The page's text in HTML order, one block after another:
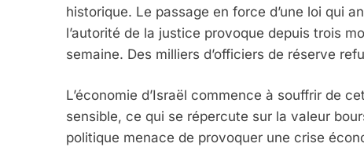
historique. Le passage en force d’une loi qui
l’autorité de la justice provoque depuis trois
semaine. Des milliers d’officiers de réserve
L’économie d’Israël commence à souffrir de
sensible, ce qui se répercute sur la valeur
politique menace de provoquer une crise